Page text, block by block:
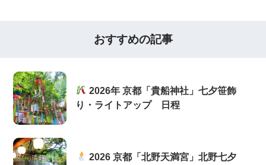
おすすめの記事
2026年 京都「貴船神社」七夕笹飾
り・ライトアップ 日程
2026 京都「北野天満宮」北野七夕